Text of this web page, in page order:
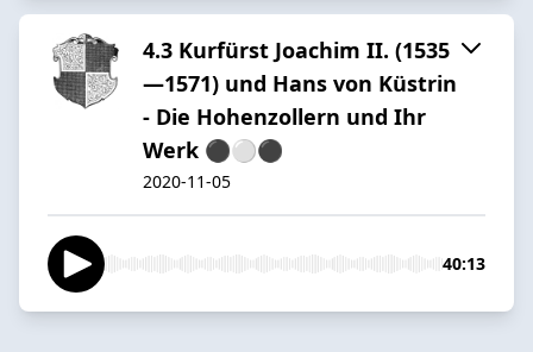
4.3 Kurfürst Joachim II. (1535
—1571) und Hans von Küstrin
- Die Hohenzollern und Ihr
Werk ⚫️⚪️⚫️
2020-11-05
40:13